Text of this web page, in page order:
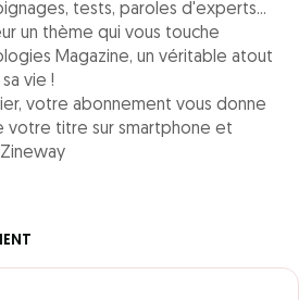
tests, paroles d'experts...
un thème qui vous touche
Magazine, un véritable atout
vie !
votre abonnement vous donne
votre titre sur smartphone et